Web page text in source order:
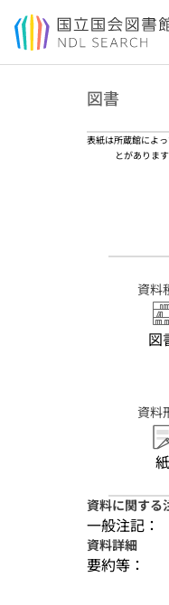
本文へ移動
図書
表紙は所蔵館によ
とがあります
資料
図
資料
紙
資料に関する
一般注記：
資料詳細
要約等：